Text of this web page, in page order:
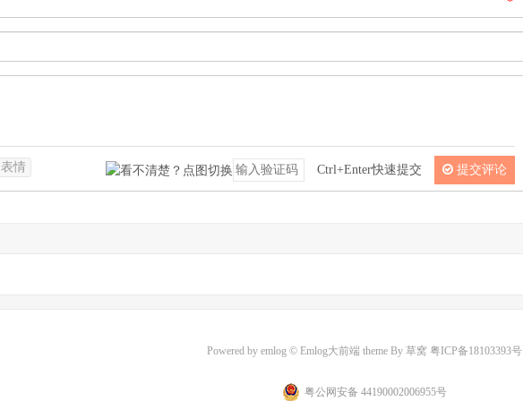
表情 Ctrl+Enter快速提交 提交评论
Powered by emlog © Emlog大前端 theme By 草窝 粤ICP备18103393号
粤公网安备 44190002006955号